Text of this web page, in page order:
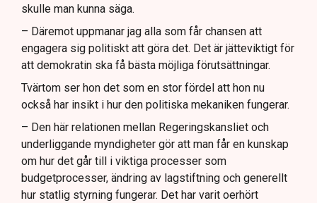
skulle man kunna säga.
– Däremot uppmanar jag alla som får chansen att
engagera sig politiskt att göra det. Det är jätteviktigt för
att demokratin ska få bästa möjliga förutsättningar.
Tvärtom ser hon det som en stor fördel att hon nu
också har insikt i hur den politiska mekaniken fungerar.
– Den här relationen mellan Regeringskansliet och
underliggande myndigheter gör att man får en kunskap
om hur det går till i viktiga processer som
budgetprocesser, ändring av lagstiftning och generellt
hur statlig styrning fungerar. Det har varit oerhört